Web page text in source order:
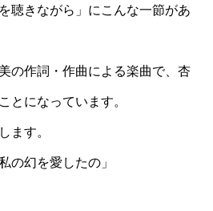
聴きながら」にこんな一節があ
の作詞・作曲による楽曲で、杏
とになっています。
ます。
の幻を愛したの」